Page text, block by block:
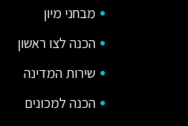
מבחני מיון
הכנה לצו ראשון
שירות המדינה
הכנה למכונים